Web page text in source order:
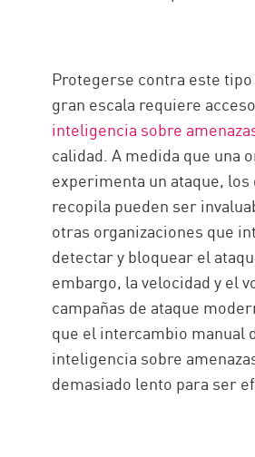
Protegerse contra este tipo
gran escala requiere
inteligencia sobre
calidad. A medida que una
experimenta un ataque, los
recopila pueden ser
otras organizaciones que
detectar y bloquear el
embargo, la velocidad y el
campañas de ataque
que el intercambio manual
inteligencia sobre
demasiado lento para ser